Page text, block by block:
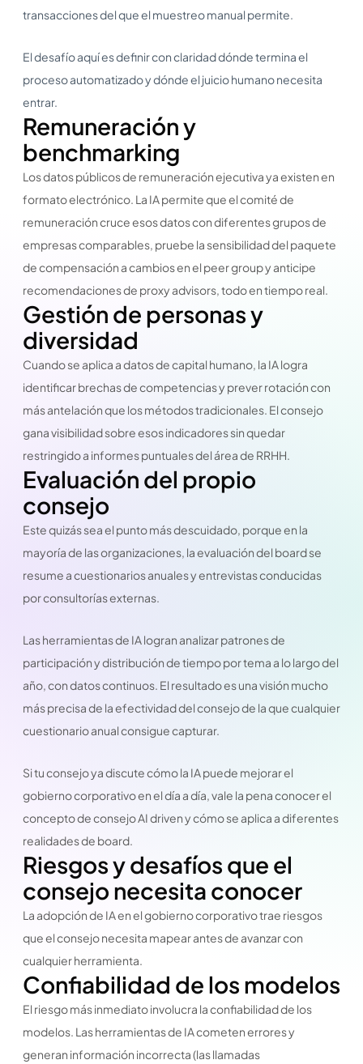
transacciones del que el muestreo manual permite.
El desafío aquí es definir con claridad dónde termina el
proceso automatizado y dónde el juicio humano necesita
entrar.
Remuneración y
benchmarking
Los datos públicos de remuneración ejecutiva ya existen en
formato electrónico. La IA permite que el comité de
remuneración cruce esos datos con diferentes grupos de
empresas comparables, pruebe la sensibilidad del paquete
de compensación a cambios en el peer group y anticipe
recomendaciones de proxy advisors, todo en tiempo real.
Gestión de personas y
diversidad
Cuando se aplica a datos de capital humano, la IA logra
identificar brechas de competencias y prever rotación con
más antelación que los métodos tradicionales. El consejo
gana visibilidad sobre esos indicadores sin quedar
restringido a informes puntuales del área de RRHH.
Evaluación del propio
consejo
Este quizás sea el punto más descuidado, porque en la
mayoría de las organizaciones, la evaluación del board se
resume a cuestionarios anuales y entrevistas conducidas
por consultorías externas.
Las herramientas de IA logran analizar patrones de
participación y distribución de tiempo por tema a lo largo del
año, con datos continuos. El resultado es una visión mucho
más precisa de la efectividad del consejo de la que cualquier
cuestionario anual consigue capturar.
Si tu consejo ya discute cómo la IA puede mejorar el
gobierno corporativo en el día a día, vale la pena conocer el
concepto de consejo AI driven y cómo se aplica a diferentes
realidades de board.
Riesgos y desafíos que el
consejo necesita conocer
La adopción de IA en el gobierno corporativo trae riesgos
que el consejo necesita mapear antes de avanzar con
cualquier herramienta.
Confiabilidad de los modelos
El riesgo más inmediato involucra la confiabilidad de los
modelos. Las herramientas de IA cometen errores y
generan información incorrecta (las llamadas